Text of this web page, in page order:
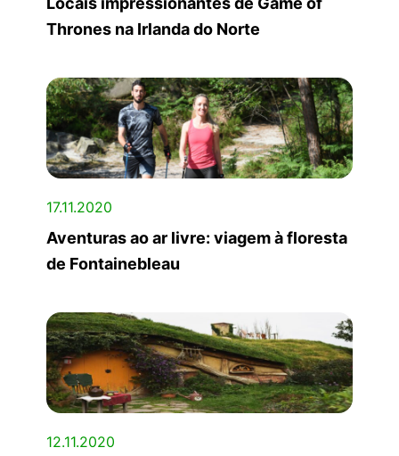
Thrones na Irlanda do Norte
17.11.2020
Aventuras ao ar livre: viagem à floresta
de Fontainebleau
12.11.2020